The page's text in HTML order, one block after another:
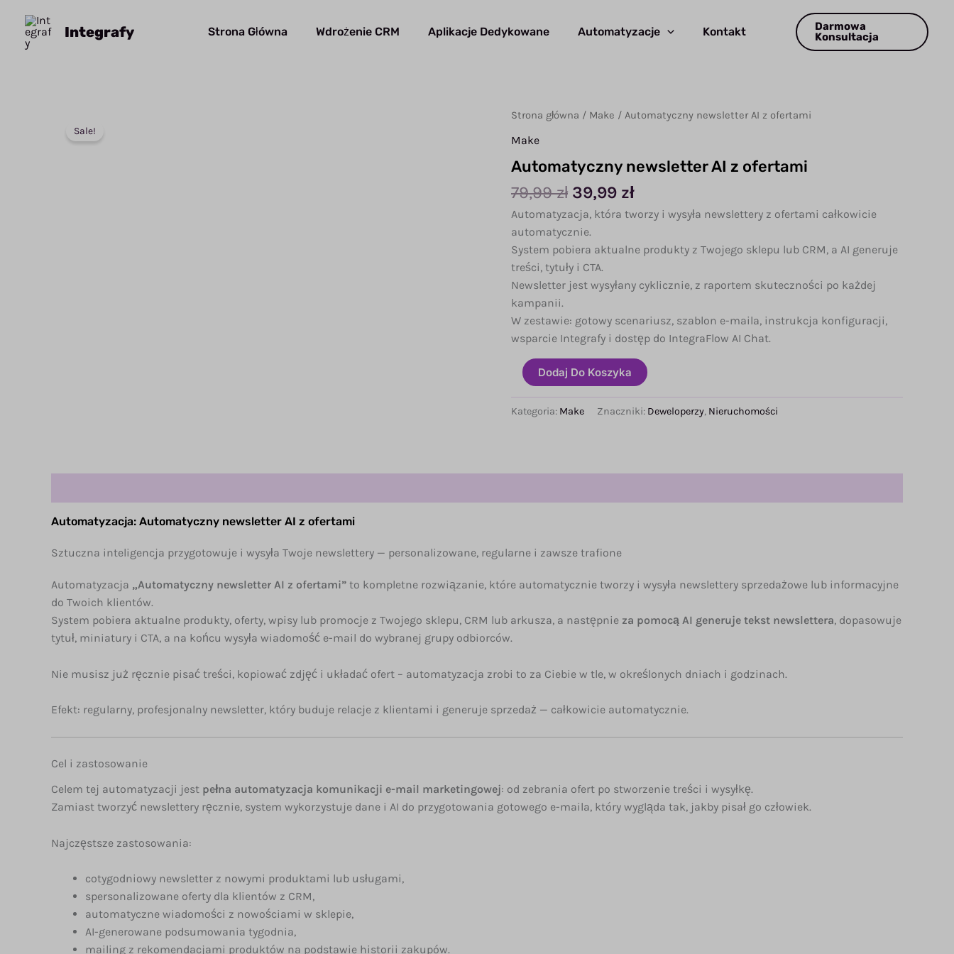
treści
Integrafy Strona Główna Wdrożenie CRM Aplikacje Dedykowane Automatyzacje Kontakt
Darmowa
Konsultacja
Sale!
Strona główna / Make / Automatyczny newsletter AI z ofertami
Make
Automatyczny newsletter AI z ofertami
79,99zł Pierwotna
cena
wynosiła:
79,99 zł.
39,99 złAktualna
cena
wynosi:
39,99 zł.
Automatyzacja, która tworzy i wysyła newslettery z ofertami całkowicie
automatycznie.
System pobiera aktualne produkty z Twojego sklepu lub CRM, a AI generuje
treści, tytuły i CTA.
Newsletter jest wysyłany cyklicznie, z raportem skuteczności po każdej
kampanii.
W zestawie: gotowy scenariusz, szablon e-maila, instrukcja konfiguracji,
wsparcie Integrafy i dostęp do IntegraFlow AI Chat.
ilość
Automatyczny
AI
Dodaj Do Koszyka
Kategoria: Make Znaczniki: Deweloperzy, Nieruchomości
Automatyzacja: Automatyczny newsletter AI z ofertami
Sztuczna inteligencja przygotowuje i wysyła Twoje newslettery — personalizowane, regularne i zawsze trafione
Automatyzacja „Automatyczny newsletter AI z ofertami” to kompletne rozwiązanie, które automatycznie tworzy i wysyła newslettery sprzedażowe lub informacyjne
do Twoich klientów.
System pobiera aktualne produkty, oferty, wpisy lub promocje z Twojego sklepu, CRM lub arkusza, a następnie za pomocą AI generuje tekst newslettera, dopasowuje
tytuł, miniatury i CTA, a na końcu wysyła wiadomość e-mail do wybranej grupy odbiorców.
Nie musisz już ręcznie pisać treści, kopiować zdjęć i układać ofert – automatyzacja zrobi to za Ciebie w tle, w określonych dniach i godzinach.
Efekt: regularny, profesjonalny newsletter, który buduje relacje z klientami i generuje sprzedaż — całkowicie automatycznie.
Cel i zastosowanie
Celem tej automatyzacji jest pełna automatyzacja komunikacji e-mail marketingowej: od zebrania ofert po stworzenie treści i wysyłkę.
Zamiast tworzyć newslettery ręcznie, system wykorzystuje dane i AI do przygotowania gotowego e-maila, który wygląda tak, jakby pisał go człowiek.
Najczęstsze zastosowania:
cotygodniowy newsletter z nowymi produktami lub usługami,
spersonalizowane oferty dla klientów z CRM,
automatyczne wiadomości z nowościami w sklepie,
AI-generowane podsumowania tygodnia,
mailing z rekomendacjami produktów na podstawie historii zakupów.